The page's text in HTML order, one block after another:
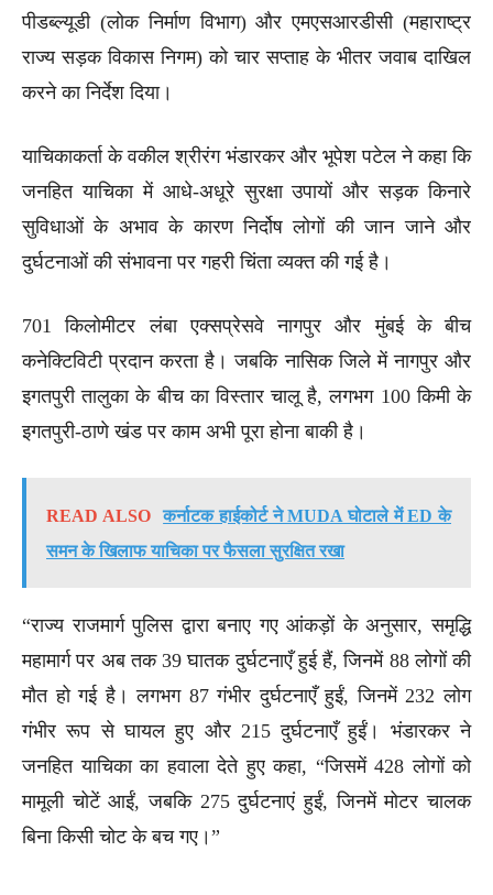
पीडब्ल्यूडी (लोक निर्माण विभाग) और एमएसआरडीसी (महाराष्ट्र
राज्य सड़क विकास निगम) को चार सप्ताह के भीतर जवाब दाखिल
करने का निर्देश दिया।
याचिकाकर्ता के वकील श्रीरंग भंडारकर और भूपेश पटेल ने कहा कि
जनहित याचिका में आधे-अधूरे सुरक्षा उपायों और सड़क किनारे
सुविधाओं के अभाव के कारण निर्दोष लोगों की जान जाने और
दुर्घटनाओं की संभावना पर गहरी चिंता व्यक्त की गई है।
701 किलोमीटर लंबा एक्सप्रेसवे नागपुर और मुंबई के बीच
कनेक्टिविटी प्रदान करता है। जबकि नासिक जिले में नागपुर और
इगतपुरी तालुका के बीच का विस्तार चालू है, लगभग 100 किमी के
इगतपुरी-ठाणे खंड पर काम अभी पूरा होना बाकी है।
READ ALSO
कर्नाटक हाईकोर्ट ने MUDA घोटाले में ED के
समन के खिलाफ याचिका पर फैसला सुरक्षित रखा
“राज्य राजमार्ग पुलिस द्वारा बनाए गए आंकड़ों के अनुसार, समृद्धि
महामार्ग पर अब तक 39 घातक दुर्घटनाएँ हुई हैं, जिनमें 88 लोगों की
मौत हो गई है। लगभग 87 गंभीर दुर्घटनाएँ हुईं, जिनमें 232 लोग
गंभीर रूप से घायल हुए और 215 दुर्घटनाएँ हुईं। भंडारकर ने
जनहित याचिका का हवाला देते हुए कहा, “जिसमें 428 लोगों को
मामूली चोटें आईं, जबकि 275 दुर्घटनाएं हुईं, जिनमें मोटर चालक
बिना किसी चोट के बच गए।”